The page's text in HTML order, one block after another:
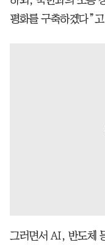
평화를 구축하겠다”
그러면서 AI, 반도체